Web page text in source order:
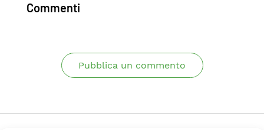
Commenti
Pubblica un commento